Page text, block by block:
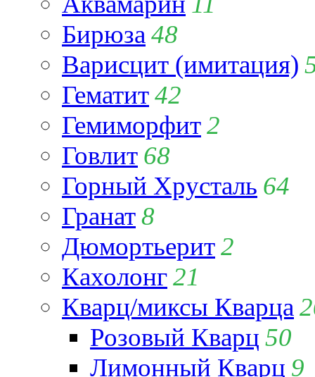
Бирюза 48
Варисцит (имитация)
Гематит42
Гемиморфит2
Говлит 68
Горный Хрусталь 64
Гранат8
Дюмортьерит2
Кахолонг21
Кварц/миксы Кварца
Розовый Кварц 50
Лимонный Кварц 9